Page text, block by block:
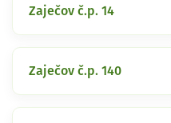
Zaječov č.p. 14
Zaječov č.p. 140